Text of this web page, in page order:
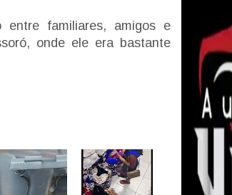
entre familiares, amigos e
onde ele era bastante